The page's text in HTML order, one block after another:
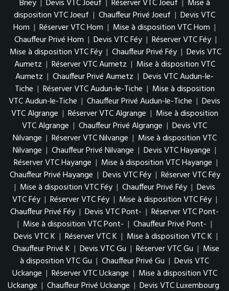
Briey | Devis VTC Joeuf | Réserver VTC Joeuf | Mise à
disposition VTC Joeuf | Chauffeur Privé Joeuf | Devis VTC
Hom | Réserver VTC Hom | Mise à disposition VTC Hom |
Chauffeur Privé Hom | Devis VTC Féy | Réserver VTC Féy |
Mise à disposition VTC Féy | Chauffeur Privé Féy | Devis VTC
Aumetz | Réserver VTC Aumetz | Mise à disposition VTC
Aumetz | Chauffeur Privé Aumetz | Devis VTC Audun-le-
Tiche | Réserver VTC Audun-le-Tiche | Mise à disposition
VTC Audun-le-Tiche | Chauffeur Privé Audun-le-Tiche | Devis
VTC Algrange | Réserver VTC Algrange | Mise à disposition
VTC Algrange | Chauffeur Privé Algrange | Devis VTC
Nilvange | Réserver VTC Nilvange | Mise à disposition VTC
Nilvange | Chauffeur Privé Nilvange | Devis VTC Hayange |
Réserver VTC Hayange | Mise à disposition VTC Hayange |
Chauffeur Privé Hayange | Devis VTC Féy | Réserver VTC Féy
| Mise à disposition VTC Féy | Chauffeur Privé Féy | Devis
VTC Féy | Réserver VTC Féy | Mise à disposition VTC Féy |
Chauffeur Privé Féy | Devis VTC Pont- | Réserver VTC Pont-
| Mise à disposition VTC Pont- | Chauffeur Privé Pont- |
Devis VTC K | Réserver VTC K | Mise à disposition VTC K |
Chauffeur Privé K | Devis VTC Gu | Réserver VTC Gu | Mise
à disposition VTC Gu | Chauffeur Privé Gu | Devis VTC
Uckange | Réserver VTC Uckange | Mise à disposition VTC
Uckange | Chauffeur Privé Uckange | Devis VTC Luxembourg